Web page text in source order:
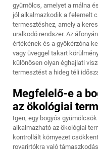
gyümölcs, amelyet a málna
jól alkalmazkodik a felemelt
termesztéshez, amely a
uralkodó rendszer. Az
értékének és a gyökérzóna
vagy üveggel takart
különösen olyan éghajlati
termesztést a hideg téli
Megfelelő-e a
az ökológiai
Igen, egy bogyós
alkalmazható az ökológiai
kontrollált környezet
rovarirtókra való